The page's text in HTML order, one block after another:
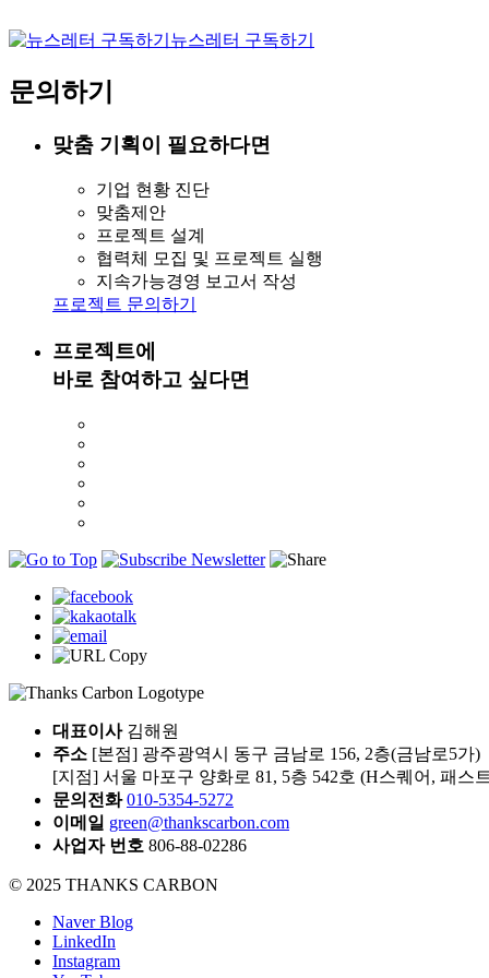
뉴스레터 구독하기
문의하기
맞춤 기획이 필요하다면
기업 현황 진단
맞춤제안
프로젝트 설계
협력체 모집 및 프로젝트 실행
지속가능경영 보고서 작성
프로젝트 문의하기
프로젝트에
바로 참여하고 싶다면
대표이사김해원
주소 [본점] 광주광역시 동구 금남로 156, 2층(금남로5가)
[지점] 서울 마포구 양화로 81, 5층 542호 (H스퀘어, 패스
문의전화 010-5354-5272
이메일 green@thankscarbon.com
사업자 번호 806-88-02286
© 2025 THANKS CARBON
Naver Blog
LinkedIn
Instagram